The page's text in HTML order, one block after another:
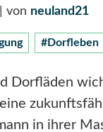
| von neuland21
#Dorfleben
Dorfläden
in ihrer